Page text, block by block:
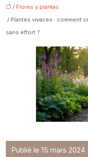
/ Flores y plantas
/ Plantes vivaces : comment
sans effort ?
Publié le 15 mars 2024